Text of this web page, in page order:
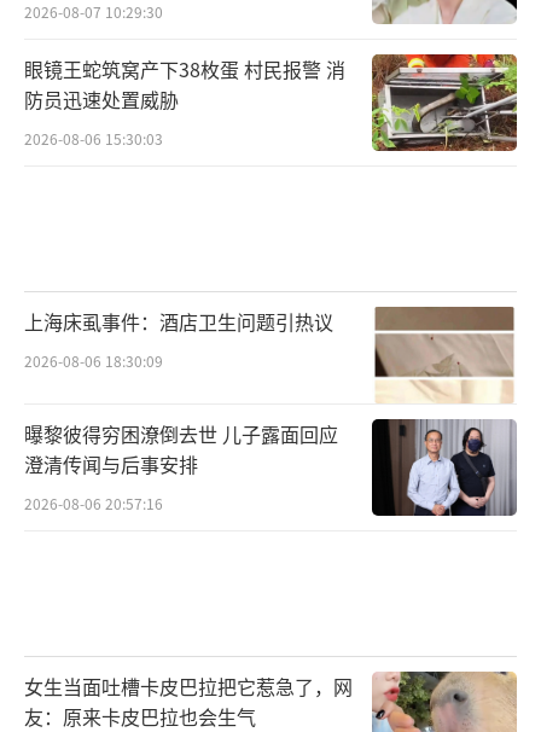
2026-08-07 10:29:30
眼镜王蛇筑窝产下38枚蛋 村民报警 消
防员迅速处置威胁
2026-08-06 15:30:03
上海床虱事件：酒店卫生问题引热议
2026-08-06 18:30:09
曝黎彼得穷困潦倒去世 儿子露面回应
澄清传闻与后事安排
2026-08-06 20:57:16
女生当面吐槽卡皮巴拉把它惹急了，网
友：原来卡皮巴拉也会生气